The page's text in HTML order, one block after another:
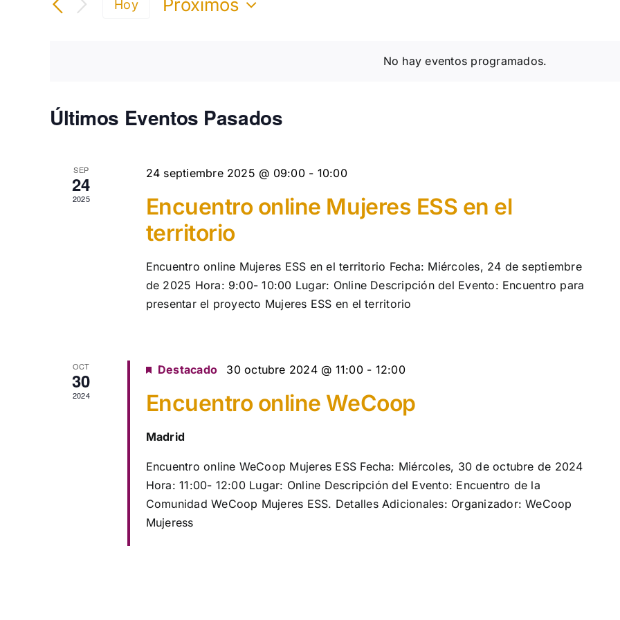
No hay eventos programados.
búsqueda
de
clave.
clave.
Hoy
Próximos
Últimos Eventos Pasados
SEP
24
2025
24 septiembre 2025 @ 09:00- 10:00
Encuentro online Mujeres ESS en el
territorio
Encuentro online Mujeres ESS en el territorio Fecha: Miércoles, 24 de septiembre
de 2025 Hora: 9:00- 10:00 Lugar: Online Descripción del Evento: Encuentro para
presentar el proyecto Mujeres ESS en el territorio
OCT
30
2024
Destacado 30 octubre 2024 @ 11:00- 12:00
Encuentro online WeCoop
Madrid
Encuentro online WeCoop Mujeres ESS Fecha: Miércoles, 30 de octubre de 2024
Hora: 11:00- 12:00 Lugar: Online Descripción del Evento: Encuentro de la
Comunidad WeCoop Mujeres ESS. Detalles Adicionales: Organizador: WeCoop
Mujeress